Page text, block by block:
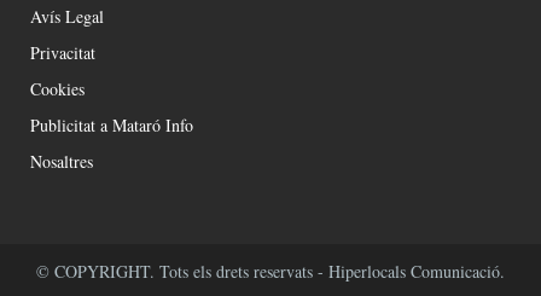
Avís Legal
Privacitat
Cookies
Publicitat a Mataró Info
Nosaltres
© COPYRIGHT. Tots els drets reservats - Hiperlocals Comunicació.